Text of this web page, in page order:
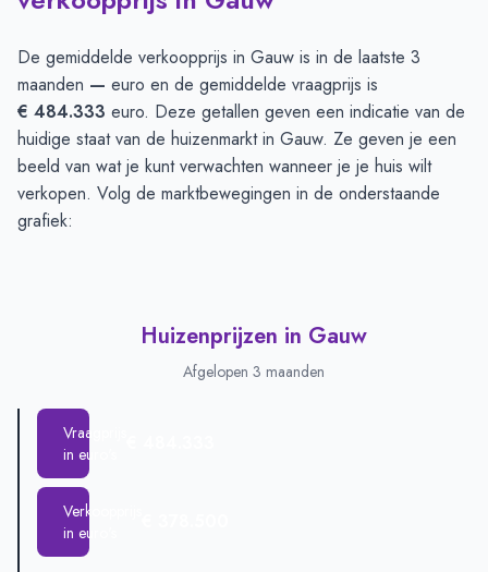
De gemiddelde verkoopprijs in Gauw is in de laatste 3
maanden — euro en de gemiddelde vraagprijs is
€ 484.333 euro. Deze getallen geven een indicatie van de
huidige staat van de huizenmarkt in Gauw. Ze geven je een
beeld van wat je kunt verwachten wanneer je je huis wilt
verkopen. Volg de marktbewegingen in de onderstaande
grafiek:
Huizenprijzen in Gauw
Afgelopen 3 maanden
Vraagprijs
in euro's
Verkoopprijs
in euro's